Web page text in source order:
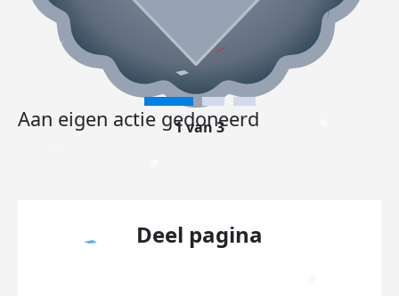
Aan eigen actie gedoneerd
1 van 3
Deel pagina